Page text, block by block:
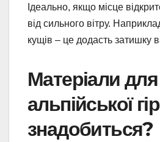
Ідеально, якщо місце
від сильного вітру.
кущів – це додасть затишку
Матеріали для
альпійської
знадобиться?